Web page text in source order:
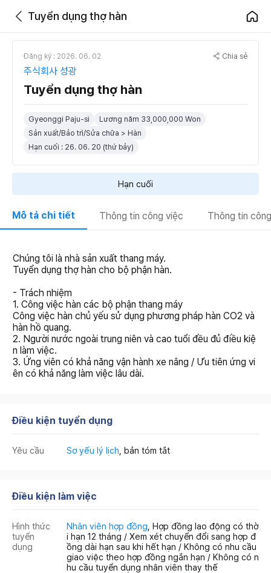
Tuyển dụng thợ hàn
Đăng ký : 2026. 06. 02 Chia sẻ
주식회사 성광
Tuyển dụng thợ hàn
Gyeonggi Paju-si
Lương năm 33,000,000 Won
Sản xuất/Bảo trì/Sửa chữa > Hàn
Hạn cuối : 26. 06. 20 (thứ bảy)
Hạn cuối
Mô tả chi tiết Thông tin công việc Thông tin
Chúng tôi là nhà sản xuất thang máy.
Tuyển dụng thợ hàn cho bộ phận hàn.
- Trách nhiệm
1. Công việc hàn các bộ phận thang máy
Công việc hàn chủ yếu sử dụng phương pháp hàn CO2 và
hàn hồ quang.
2. Người nước ngoài trung niên và cao tuổi đều đủ điều kiệ
n làm việc.
3. Ứng viên có khả năng vận hành xe nâng / Ưu tiên ứng vi
ên có khả năng làm việc lâu dài.
Điều kiện tuyển dụng
Yêu cầu Sơ yếu lý lịch , bản tóm tắt
Điều kiện làm việc
Hình thức
tuyển
dụng
Nhân viên hợp đồng , Hợp đồng lao động có thờ
i hạn 12 tháng / Xem xét chuyển đổi sang hợp đ
ồng dài hạn sau khi hết hạn / Không có nhu cầu
giao việc theo hợp đồng ngắn hạn / Không có n
hu cầu tuyển dụng nhân viên thay thế